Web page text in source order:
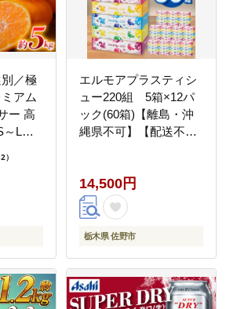
／極
アム
ー 高
～Lサ
年
定 ※
島へ
2）
エルモアプラスティシ
ュー220組 5箱×12パ
ック(60箱)【離島・沖
縄県不可】【配送不可
14,500円
栃木県 佐野市